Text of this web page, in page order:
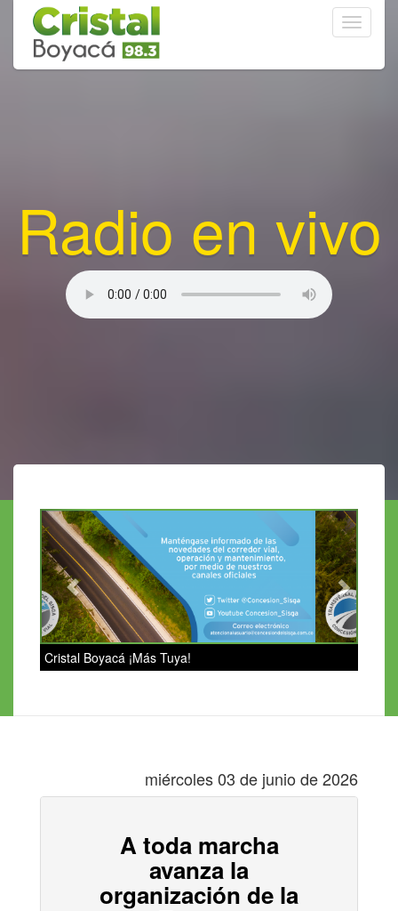
Toggle
Radio en vivo
Previous Next
Cristal Boyacá ¡Más Tuya!
miércoles 03 de junio de 2026
A toda marcha
avanza la
organización de la